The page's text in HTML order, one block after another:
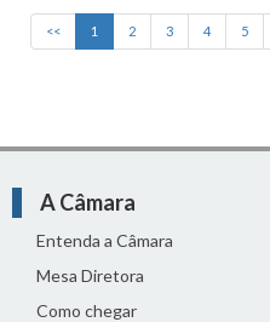
<< 1 2 3 4 5
A Câmara
Entenda a Câmara
Mesa Diretora
Como chegar